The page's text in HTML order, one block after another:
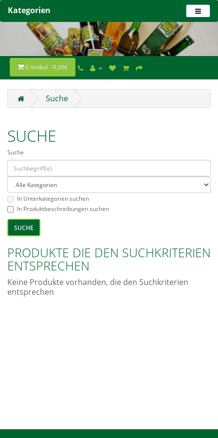
Kategorien
0 Artikel - 0,00€
Suche
SUCHE
Suche
In Unterkategorien suchen
In Produktbeschreibungen suchen
PRODUKTE DIE DEN SUCHKRITERIEN
ENTSPRECHEN
Keine Produkte vorhanden, die den Suchkriterien
entsprechen